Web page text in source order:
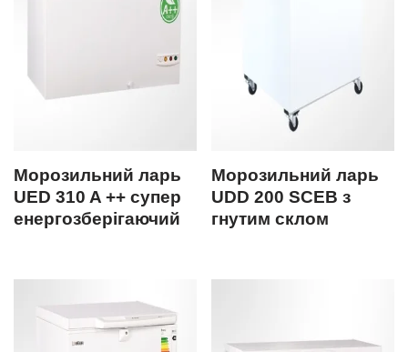
Морозильний ларь
UED 310 A ++ супер
енергозберігаючий
Морозильний ларь
UDD 200 SCEB з
гнутим склом